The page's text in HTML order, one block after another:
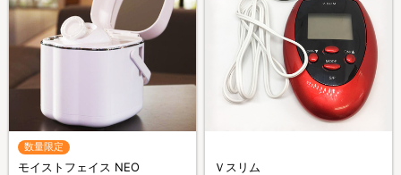
数量限定
モイストフェイス NEO Ｖスリム